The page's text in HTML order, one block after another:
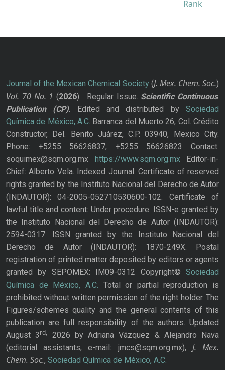
Journal of the Mexican Chemical Society(J. Mex. Chem. Soc.)
Vol. 70 No. 1 (2026): Regular Issue. Scientific Continuous
Publication
(CP). Edited and distributed bySociedad
Química de México, A.C. Barranca del Muerto 26, Col. Crédito
Constructor, Del. Benito Juárez, C.P. 03940, Mexico City.
Phone: +5255 56626837; +5255 56626823 Contact:
soquimex@sqm.org.mx https://www.sqm.org.mxEditor-in-
Chief: Alberto Vela. Indexed Journal. Certificate of reserved
rights granted by the Instituto Nacional del Derecho de Autor
(INDAUTOR): 04-2005-052710530600-102. Certificate of
lawful title and content: Under procedure. ISSN-e granted by
the Instituto Nacional del Derecho de Autor (INDAUTOR):
2594-0317. ISSN granted by the Instituto Nacional del
Derecho de Autor (INDAUTOR): 1870-249X. Postal
registration of printed matter deposited by editors or agents
granted by SEPOMEX: IM09-0312 Copyright© Sociedad
Química de México, A.C. Total or partial reproduction is
prohibited without written permission of the right holder. The
Figures/schemes quality and the general contents of this
publication are full responsibility of the authors. Updated
August 3rd,
2026 by Adriana Vázquez & Alejandro Nava
(editorial assistants, e-mail: jmcs@sqm.org.mx), J. Mex.
Chem. Soc., Sociedad Química de México, A.C.